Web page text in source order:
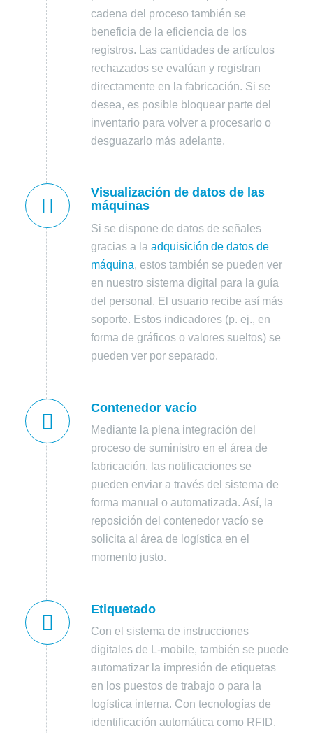
cadena del proceso también se
beneficia de la eficiencia de los
registros. Las cantidades de artículos
rechazados se evalúan y registran
directamente en la fabricación. Si se
desea, es posible bloquear parte del
inventario para volver a procesarlo o
desguazarlo más adelante.
Visualización de datos de las
máquinas
Si se dispone de datos de señales
gracias a la adquisición de datos de
máquina, estos también se pueden ver
en nuestro sistema digital para la guía
del personal. El usuario recibe así más
soporte. Estos indicadores (p. ej., en
forma de gráficos o valores sueltos) se
pueden ver por separado.
Contenedor vacío
Mediante la plena integración del
proceso de suministro en el área de
fabricación, las notificaciones se
pueden enviar a través del sistema de
forma manual o automatizada. Así, la
reposición del contenedor vacío se
solicita al área de logística en el
momento justo.
Etiquetado
Con el sistema de instrucciones
digitales de L-mobile, también se puede
automatizar la impresión de etiquetas
en los puestos de trabajo o para la
logística interna. Con tecnologías de
identificación automática como RFID,